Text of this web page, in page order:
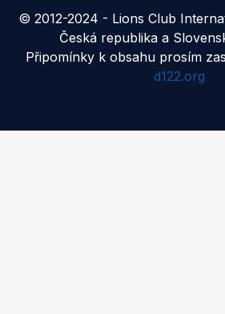
© 2012-2024 - Lions Club
Česká republika a
Připomínky k obsahu prosím
d122.org